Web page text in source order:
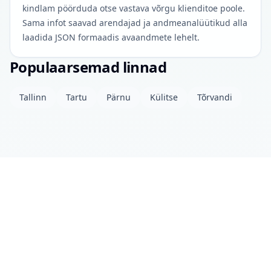
kindlam pöörduda otse vastava võrgu klienditoe poole.
Sama infot saavad arendajad ja andmeanalüütikud alla
laadida JSON formaadis avaandmete lehelt.
Populaarsemad linnad
Tallinn Tartu Pärnu Külitse Tõrvandi